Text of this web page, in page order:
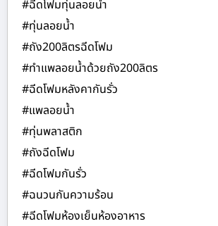
#ฉีดโฟมทุ่นลอยน้ำ
#ทุ่นลอยน้ำ
#ถัง200ลิตรฉีดโฟม
#ทำแพลอยน้ำด้วยถัง200ลิตร
#ฉีดโฟมหลังคากันรั่ว
#แพลอยน้ำ
#ทุ่นพลาสติก
#ถังฉีดโฟม
#ฉีดโฟมกันรั่ว
#ฉนวนกันความร้อน
#ฉีดโฟมห้องเย็นห้องอาหาร